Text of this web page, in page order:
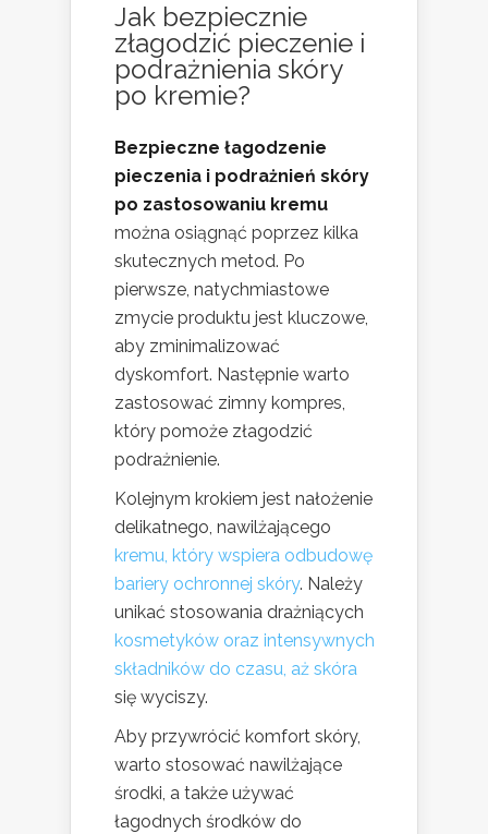
Jak bezpiecznie
złagodzić pieczenie i
podrażnienia skóry
po kremie?
Bezpieczne łagodzenie
pieczenia i podrażnień skóry
po zastosowaniu kremu
można osiągnąć poprzez kilka
skutecznych metod. Po
pierwsze, natychmiastowe
zmycie produktu jest kluczowe,
aby zminimalizować
dyskomfort. Następnie warto
zastosować zimny kompres,
który pomoże złagodzić
podrażnienie.
Kolejnym krokiem jest nałożenie
delikatnego, nawilżającego
kremu, który wspiera odbudowę
bariery ochronnej skóry. Należy
unikać stosowania drażniących
kosmetyków oraz intensywnych
składników do czasu, aż skóra
się wyciszy.
Aby przywrócić komfort skóry,
warto stosować nawilżające
środki, a także używać
łagodnych środków do